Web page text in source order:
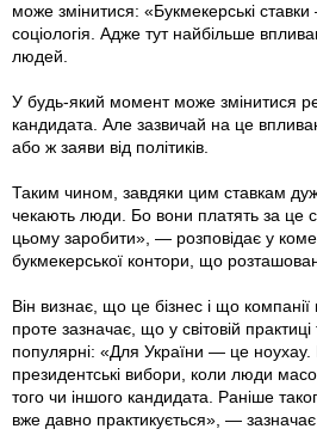
може змінитися: «Букмекерські
соціологія. Адже тут найбільше
людей.
У будь-який момент може змінитися
кандидата. Але зазвичай на це
або ж заяви від політиків.
Таким чином, завдяки цим ставкам
чекають люди. Бо вони платять за це
цьому заробити», — розповідає у
букмекерської контори, що
Він визнає, що це бізнес і що
проте зазначає, що у світовій практиці
популярні: «Для України — це
президентські вибори, коли люди
того чи іншого кандидата. Раніше
вже давно практикується», — зазначає